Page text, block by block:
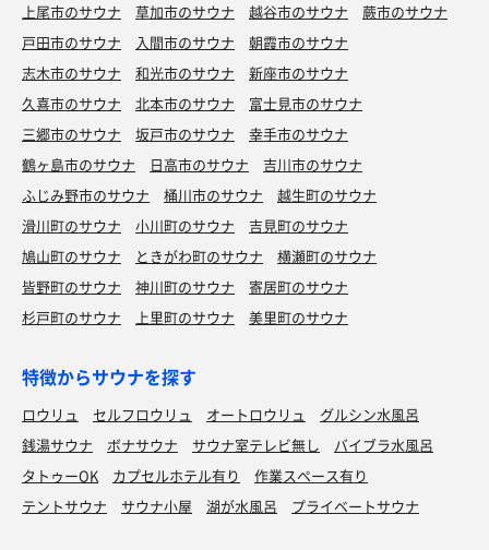
上尾市のサウナ
草加市のサウナ 越谷市のサウナ
蕨市のサウナ
戸田市のサウナ
入間市のサウナ
朝霞市のサウナ
志木市のサウナ
和光市のサウナ
新座市のサウナ
久喜市のサウナ
北本市のサウナ
富士見市のサウナ
三郷市のサウナ
坂戸市のサウナ
幸手市のサウナ
鶴ヶ島市のサウナ
日高市のサウナ
吉川市のサウナ
ふじみ野市のサウナ
桶川市のサウナ
越生町のサウナ
滑川町のサウナ
小川町のサウナ
吉見町のサウナ
鳩山町のサウナ
ときがわ町のサウナ
横瀬町のサウナ
皆野町のサウナ
神川町のサウナ
寄居町のサウナ
杉戸町のサウナ
上里町のサウナ 美里町のサウナ
特徴からサウナを探す
ロウリュ セルフロウリュ オートロウリュ
グルシン水風呂
銭湯サウナ
ボナサウナ サウナ室テレビ無し
バイブラ水風呂
タトゥーOK
カプセルホテル有り
作業スペース有り
テントサウナ
サウナ小屋 湖が水風呂 プライベートサウナ